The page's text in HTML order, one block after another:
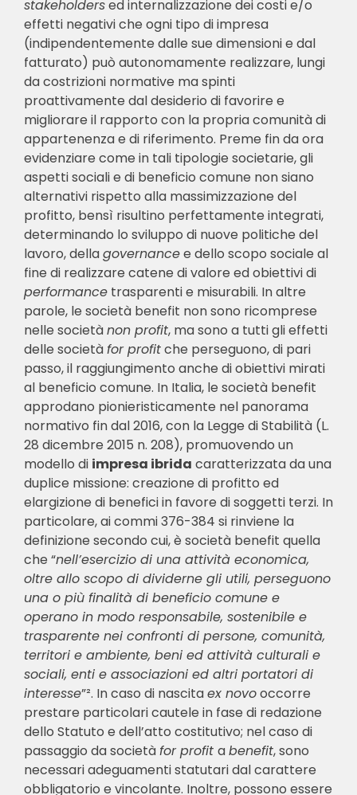
stakeholdersed internalizzazione dei costi e/o
effetti negativi che ogni tipo di impresa
(indipendentemente dalle sue dimensioni e dal
fatturato) può autonomamente realizzare, lungi
da costrizioni normative ma spinti
proattivamente dal desiderio di favorire e
migliorare il rapporto con la propria comunità di
appartenenza e di riferimento. Preme fin da ora
evidenziare come in tali tipologie societarie, gli
aspetti sociali e di beneficio comune non siano
alternativi rispetto alla massimizzazione del
profitto, bensì risultino perfettamente integrati,
determinando lo sviluppo di nuove politiche del
lavoro, dellagovernancee dello scopo sociale al
fine di realizzare catene di valore ed obiettivi di
performancetrasparenti e misurabili. In altre
parole, le società benefit non sono ricomprese
nelle societànon profit, ma sono a tutti gli effetti
delle societàfor profitche perseguono, di pari
passo, il raggiungimento anche di obiettivi mirati
al beneficio comune. In Italia, le società benefit
approdano pionieristicamente nel panorama
normativo fin dal 2016, con la Legge di Stabilità (L.
28 dicembre 2015 n. 208), promuovendo un
modello di impresa ibrida caratterizzata da una
duplice missione: creazione di profitto ed
elargizione di benefici in favore di soggetti terzi. In
particolare, ai commi 376-384 si rinviene la
definizione secondo cui, è società benefit quella
che “nell’esercizio di una attività economica,
oltre allo scopo di dividerne gli utili, perseguono
una o più finalità di beneficio comune e
operano in modo responsabile, sostenibile e
trasparente nei confronti di persone, comunità,
territori e ambiente, beni ed attività culturali e
sociali, enti e associazioni ed altri portatori di
interesse”². In caso di nascitaex novooccorre
prestare particolari cautele in fase di redazione
dello Statuto e dell’atto costitutivo; nel caso di
passaggio da societàfor profit abenefit, sono
necessari adeguamenti statutari dal carattere
obbligatorio e vincolante. Inoltre, possono essere